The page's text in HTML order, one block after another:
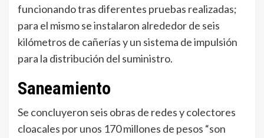
funcionando tras diferentes pruebas realizadas;
para el mismo se instalaron alrededor de seis
kilómetros de cañerías y un sistema de impulsión
para la distribución del suministro.
Saneamiento
Se concluyeron seis obras de redes y colectores
cloacales por unos 170 millones de pesos “son